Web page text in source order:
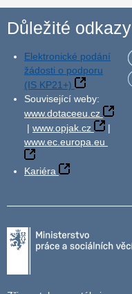
Důležité odkazy
Elektronické podání
žádosti o podporu
(IS KP21+)
Související weby:
www.dotaceeu.cz
| www.opjak.cz
|
www.ec.europa.eu
Kariéra